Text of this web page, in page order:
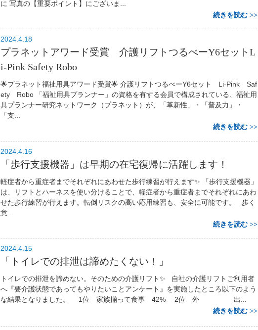
に 写真の【重要ポイント】にございま...
続きを読む
2024.4.18
プラネットアワード受賞 介護リフトつるべーY6セットL
i-Pink Safety Robo
🌟プラネット福祉用具アワード受賞🌟 介護リフトつるべーY6セット Li-Pink Saf
ety Robo 「福祉用具プランナー」の資格を有する会員で構成されている、福祉用
具プランナー研究ネットワーク（プラネット）が、「革新性」・「普及力」・
「支...
続きを読む
2024.4.16
「歩行支援機器」は早期の在宅復帰に活躍します！
軽症者から重症者までそれぞれにあわせた歩行練習が行えます✨ 「歩行支援機器」
は、リフトとハーネスを使い分けることで、軽症者から重症者までそれぞれにあわ
せた歩行練習が行えます。転倒リスクの高い応用練習も、安全に可能です。 歩く
意...
続きを読む
2024.4.15
「トイレでの排泄は諦めたくない！」
トイレでの排泄を諦めない。そのための介護リフト✨ 自社の介護リフトご利用者
へ『要介護状態であってもやりたいことアンケート』を実施したところ以下のよう
な結果となりました。 1位 家族揃って食事 42% 2位 外 出...
続きを読む